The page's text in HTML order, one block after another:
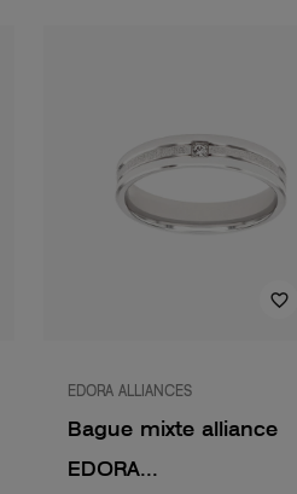
favorite_border
EDORA ALLIANCES
Bague mixte alliance
EDORA...